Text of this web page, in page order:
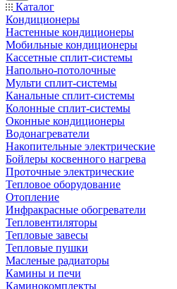
Каталог
Кондиционеры
Настенные кондиционеры
Мобильные кондиционеры
Кассетные сплит-системы
Напольно-потолочные
Мульти сплит-системы
Канальные сплит-системы
Колонные сплит-системы
Оконные кондиционеры
Водонагреватели
Накопительные электрические
Бойлеры косвенного нагрева
Проточные электрические
Тепловое оборудование
Отопление
Инфракрасные обогреватели
Тепловентиляторы
Тепловые завесы
Тепловые пушки
Масленые радиаторы
Камины и печи
Каминокомплекты